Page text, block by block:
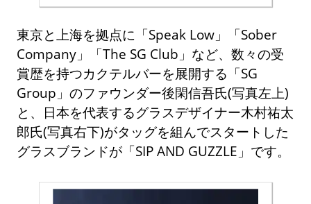
東京と上海を拠点に「Speak Low」「Sober
Company」「The SG Club」など、数々の受
賞歴を持つカクテルバーを展開する「SG
Group」のファウンダー後閑信吾氏(写真左上)
と、日本を代表するグラスデザイナー木村祐太
郎氏(写真右下)がタッグを組んでスタートした
グラスブランドが「SIP AND GUZZLE」です。